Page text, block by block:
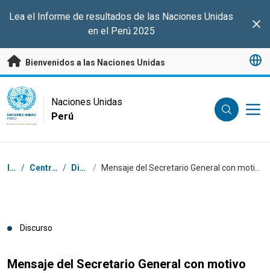
Lea el Informe de resultados de las Naciones Unidas
en el Perú 2025
Bienvenidos a las Naciones Unidas
UN Logo
NACIONES UNIDAS
PERÚ
Naciones Unidas
Perú
Coordenadas dentro de la ruta de navegación
Inicio / Centro de prensa / Discursos /
Discurso
Mensaje del Secretario General con motivo